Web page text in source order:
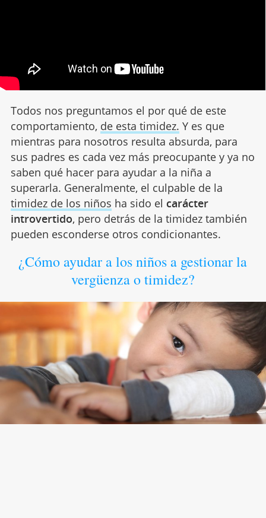
Todos nos preguntamos el por qué de este
comportamiento, de esta timidez. Y es que
mientras para nosotros resulta absurda, para
sus padres es cada vez más preocupante y ya no
saben qué hacer para ayudar a la niña a
superarla. Generalmente, el culpable de la
timidez de los niños ha sido el carácter
introvertido, pero detrás de la timidez también
pueden esconderse otros condicionantes.
¿Cómo ayudar a los niños a gestionar la
vergüenza o timidez?